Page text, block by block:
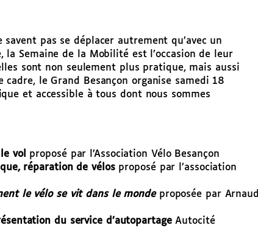
pas se déplacer autrement qu’avec un
la Semaine de la Mobilité est l’occasion de leur
sont non seulement plus pratique, mais aussi
cadre, le Grand Besançon organise samedi 18
et accessible à tous dont nous sommes
vol proposé par l’Association Vélo Besançon
réparation de vélos proposé par l’association
le vélo se vit dans le mondeproposée par Arnaud
du service d’autopartageAutocité